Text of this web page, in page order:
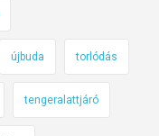
újbuda torlódás
tengeralattjáró